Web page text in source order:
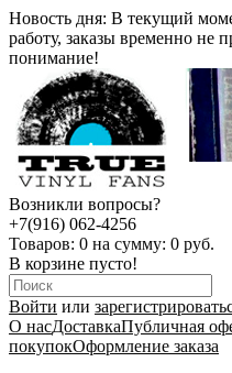
Новость дня: В текущий
работу, заказы временно не
понимание!
Возникли вопросы?
+7(916) 062-4256
Товаров: 0 на сумму: 0 руб.
В корзине пусто!
Войти или
О насДоставкаПубличная
покупокОформление заказа